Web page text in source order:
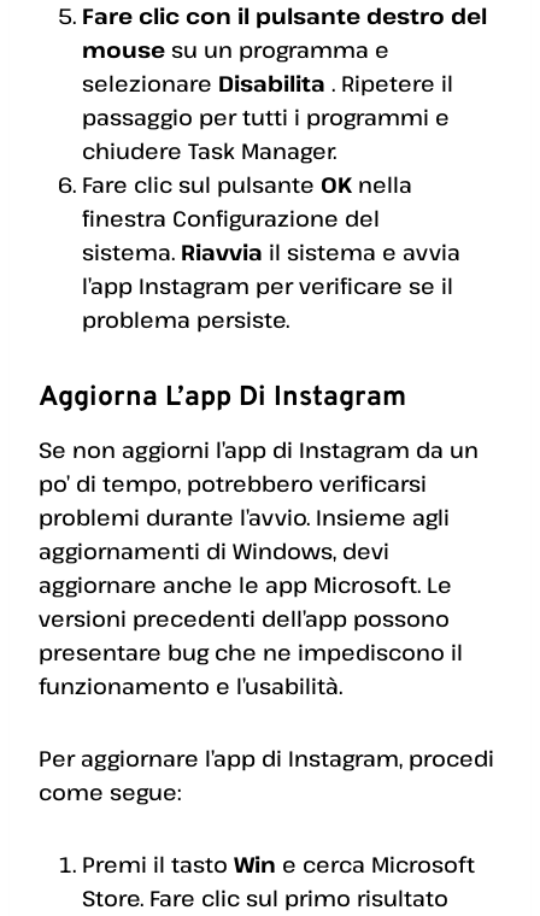
Fare clic con il pulsante destro del
mouse su un programma e
selezionare Disabilita . Ripetere il
passaggio per tutti i programmi e
chiudere Task Manager.
Fare clic sul pulsante OK nella
finestra Configurazione del
sistema. Riavvia il sistema e avvia
l’app Instagram per verificare se il
problema persiste.
Aggiorna L’app Di Instagram
Se non aggiorni l’app di Instagram da un
po’ di tempo, potrebbero verificarsi
problemi durante l’avvio. Insieme agli
aggiornamenti di Windows, devi
aggiornare anche le app Microsoft. Le
versioni precedenti dell’app possono
presentare bug che ne impediscono il
funzionamento e l’usabilità.
Per aggiornare l’app di Instagram, procedi
come segue:
Premi il tasto Win e cerca Microsoft
Store. Fare clic sul primo risultato